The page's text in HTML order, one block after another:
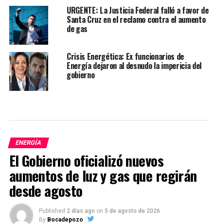
URGENTE: La Justicia Federal falló a favor de
Santa Cruz en el reclamo contra el aumento
de gas
Crisis Energética: Ex funcionarios de
Energía dejaron al desnudo la impericia del
gobierno
ENERGÍA
El Gobierno oficializó nuevos
aumentos de luz y gas que regirán
desde agosto
Published 2 días ago on 5 de agosto de 2026
By Bocadepozo